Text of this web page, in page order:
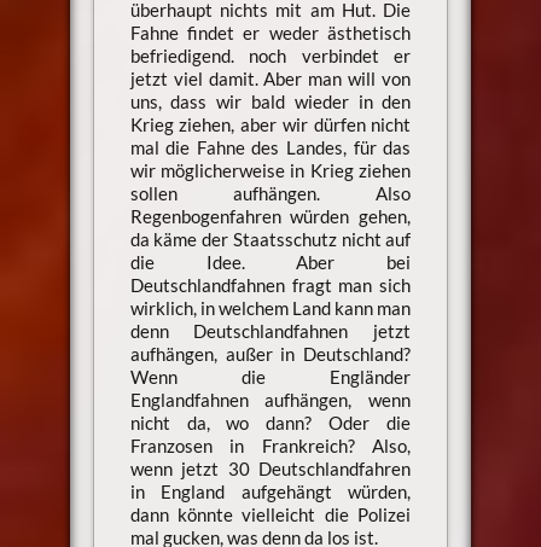
überhaupt nichts mit am Hut. Die
Fahne findet er weder ästhetisch
befriedigend. noch verbindet er
jetzt viel damit. Aber man will von
uns, dass wir bald wieder in den
Krieg ziehen, aber wir dürfen nicht
mal die Fahne des Landes, für das
wir möglicherweise in Krieg ziehen
sollen aufhängen. Also
Regenbogenfahren würden gehen,
da käme der Staatsschutz nicht auf
die Idee. Aber bei
Deutschlandfahnen fragt man sich
wirklich, in welchem Land kann man
denn Deutschlandfahnen jetzt
aufhängen, außer in Deutschland?
Wenn die Engländer
Englandfahnen aufhängen, wenn
nicht da, wo dann? Oder die
Franzosen in Frankreich? Also,
wenn jetzt 30 Deutschlandfahren
in England aufgehängt würden,
dann könnte vielleicht die Polizei
mal gucken, was denn da los ist.